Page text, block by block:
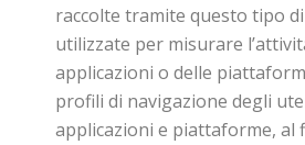
raccolte tramite questo tipo di
utilizzate per misurare
applicazioni o delle
profili di navigazione degli
applicazioni e piattaforme, al